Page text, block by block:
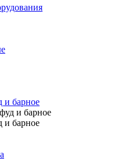
и барное
и барное
и барное